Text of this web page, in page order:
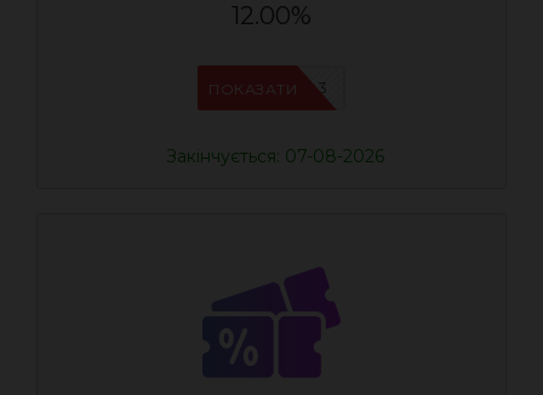
12.00%
IFSCDUA3
ПОКАЗАТИ
Закінчується: 07-08-2026